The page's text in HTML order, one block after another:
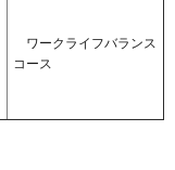
ワークライフバランス
コース